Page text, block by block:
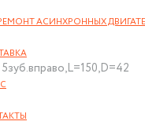
АСИНХРОННЫХ